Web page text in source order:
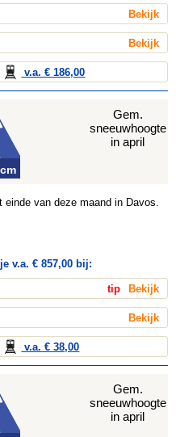
Bekijk
Bekijk
v.a. € 186,00
van deze maand in Davos.
Gem.
sneeuwhoogte
in april
v.a. € 857,00 bij:
tip Bekijk
Bekijk
v.a. € 38,00
Gem.
sneeuwhoogte
in april